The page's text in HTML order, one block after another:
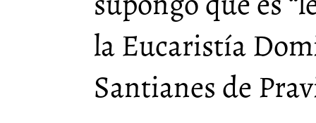
la Eucaristía
Santianes de